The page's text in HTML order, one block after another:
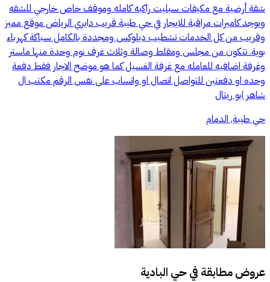
شقة أرضية مع مكيفات سبليت راكبه كامله وموقف خاص خارجي للشقه
ويوجد كاميرات مراقبة للايجار في حي طيبة قريب دايري الرياض موقع مميز
وقريب من كل الخدمات تشطيب ديلوكس ومجددة بالكامل سباكة كهرباء
بوية. تتكون من مجلس ومقلط وصالة وثلاث غرف نوم وحدة منها ماستر
وغرفة اضافيه للعامله مع غرفة الغسيل كما هو موضح الاجار فقط دفعة
وحده او دفعتين للتواصل اتصال او واتساب على نفس الرقم مكتب ال
شاهر ابو ريتال
حي طيبة, الدمام
عروض مطابقة فيحي البادية